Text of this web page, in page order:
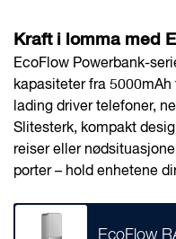
Kraft i lomma med
EcoFlow Powerbank-
kapasiteter fra
lading driver telefoner,
Slitesterk, kompakt
reiser eller
porter – hold enhetene
EcoFlow